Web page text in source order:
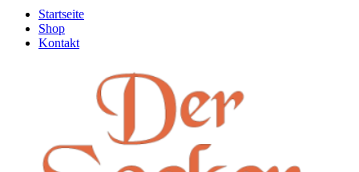
Startseite
Shop
Kontakt